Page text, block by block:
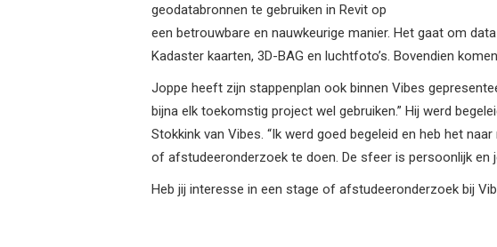
geodatabronnen te gebruiken in Revit op
een betrouwbare en nauwkeurige manier. Het gaat om
Kadaster kaarten, 3D-BAG en luchtfoto’s. Bovendien
Joppe heeft zijn stappenplan ook binnen Vibes
bijna elk toekomstig project wel gebruiken.” Hij werd
Stokkink van Vibes. “Ik werd goed begeleid en heb het
of afstudeeronderzoek te doen. De sfeer is persoonlijk en
Heb jij interesse in een stage of afstudeeronderzoek bij